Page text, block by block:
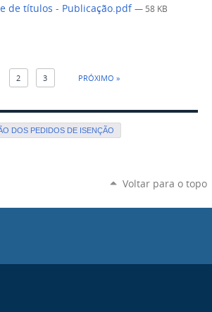
de títulos - Publicação.pdf — 58 KB
2 3 PRÓXIMO »
DOS PEDIDOS DE ISENÇÃO
Voltar para o topo